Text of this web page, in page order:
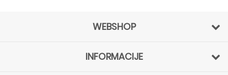
WEBSHOP
INFORMACIJE